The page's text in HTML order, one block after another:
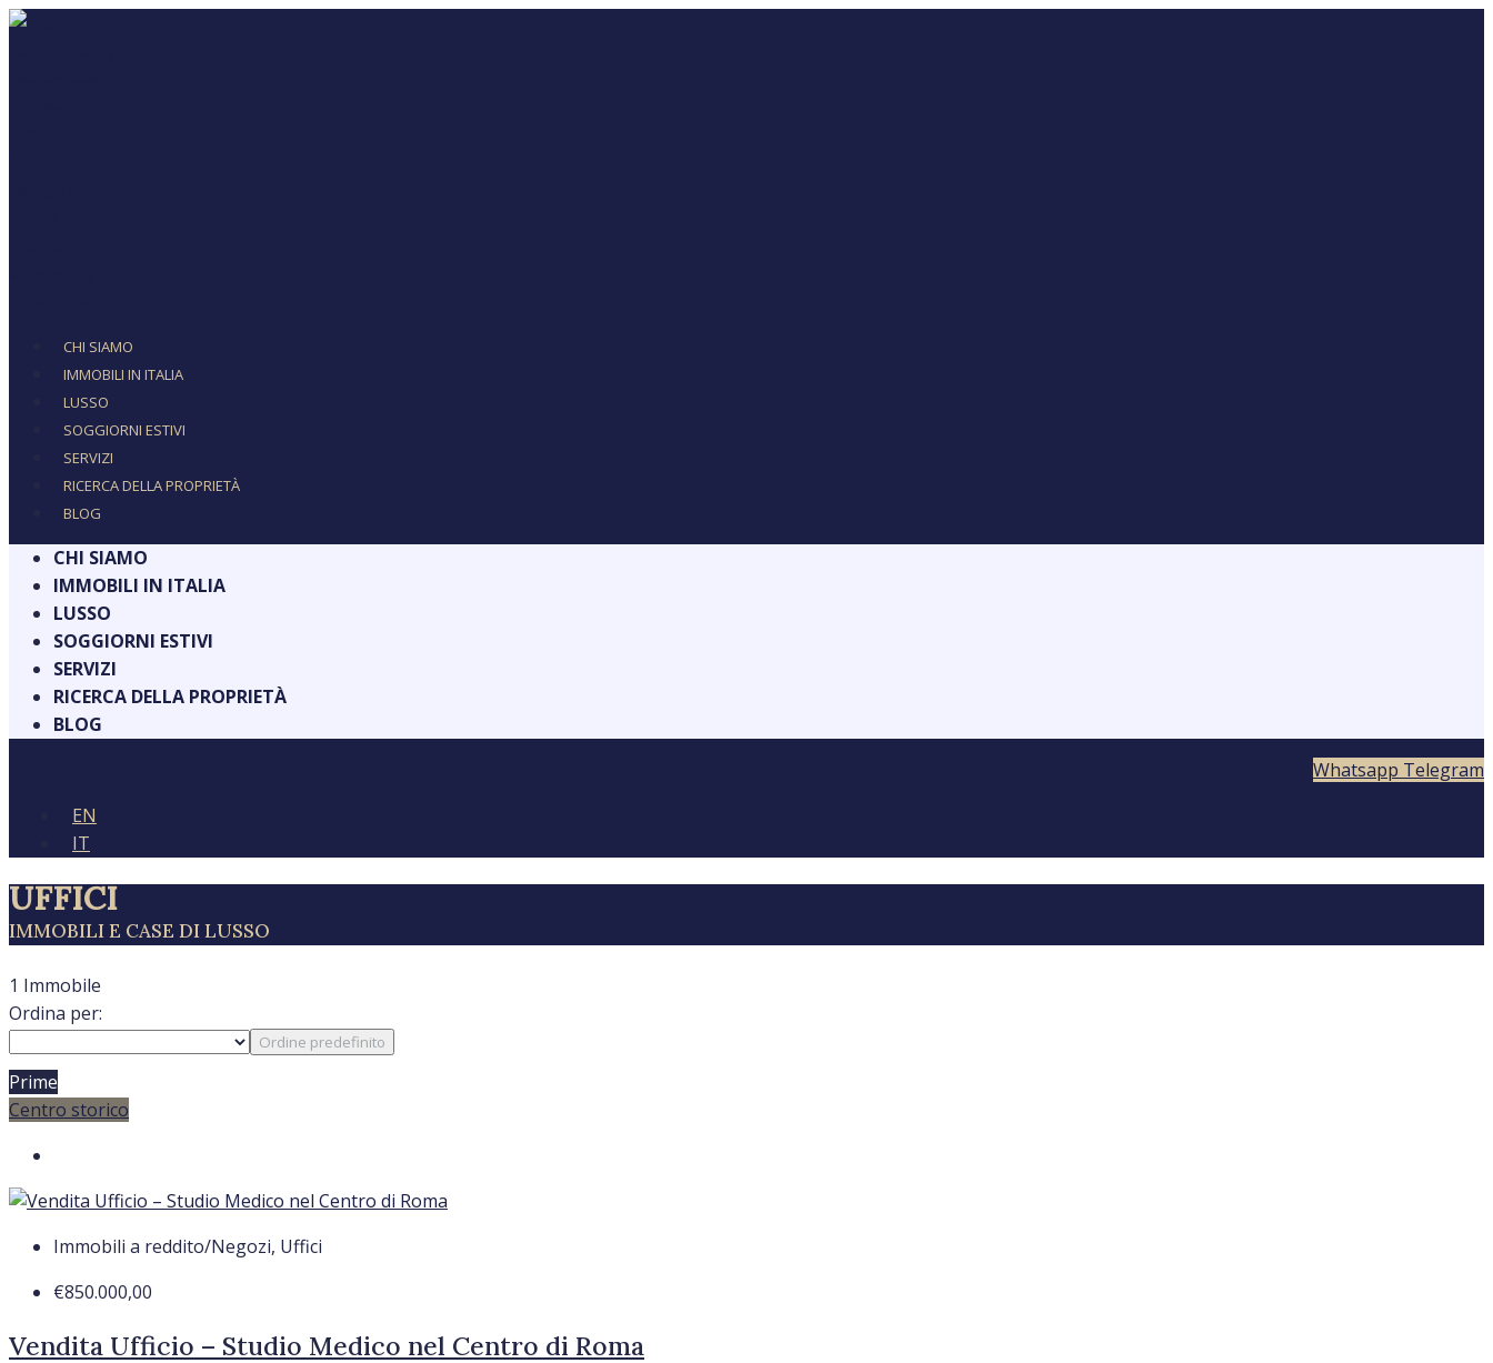
CHI SIAMO
IMMOBILI IN ITALIA
LUSSO
SOGGIORNI ESTIVI
SERVIZI
RICERCA DELLA PROPRIETÀ
BLOG
CHI SIAMO
IMMOBILI IN ITALIA
LUSSO
SOGGIORNI ESTIVI
SERVIZI
RICERCA DELLA PROPRIETÀ
BLOG
Whatsapp Telegram
EN
IT
UFFICI
IMMOBILI E CASE DI LUSSO
1 Immobile
Ordina per:
Ordine predefinito
Prime
Centro storico
Immobili a reddito/Negozi, Uffici
€850.000,00
Vendita Ufficio – Studio Medico nel Centro di Roma